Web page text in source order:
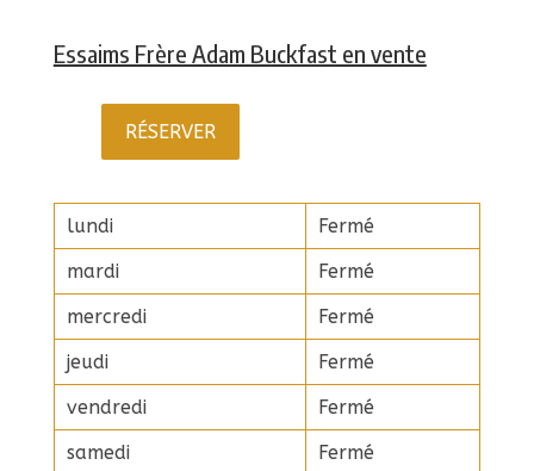
Essaims Frère Adam Buckfast en vente
RÉSERVER
lundi
Fermé
mardi
Fermé
mercredi
Fermé
jeudi
Fermé
vendredi
Fermé
samedi
Fermé